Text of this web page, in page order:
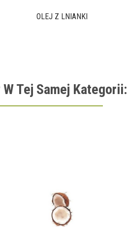
OLEJ Z LNIANKI
Tej Samej Kategorii: